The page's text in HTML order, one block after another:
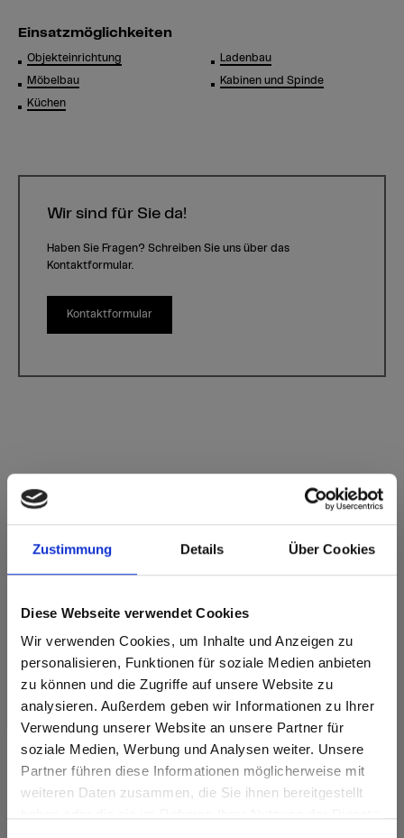
Zustimmung Details Über Cookies
Diese Webseite verwendet Cookies
Wir verwenden Cookies, um Inhalte und Anzeigen zu
personalisieren, Funktionen für soziale Medien anbieten
zu können und die Zugriffe auf unsere Website zu
analysieren. Außerdem geben wir Informationen zu Ihrer
Verwendung unserer Website an unsere Partner für
soziale Medien, Werbung und Analysen weiter. Unsere
Partner führen diese Informationen möglicherweise mit
weiteren Daten zusammen, die Sie ihnen bereitgestellt
sr.modal is not closeable
Are you based in the Vereinigte
Staaten?
Einsatzmöglichkeiten
Objekteinrichtung
Möbelbau
Küchen
Ladenbau
Kabinen und Spinde
Wir sind für Sie da!
Haben Sie Fragen? Schreiben Sie uns über das
Kontaktformular.
Kontaktformular
Star Favorit P3 E05 0864 Senf FH
Feinhammerschlag
Nächstgelegener RAL-Code: 1005
Ein Farbabgleich mit dem Originalmuster ist immer notwendig!
Produktmerkmale
Leicht zu reinigen Schlagzäh
Kratzfest Lösungsmittelbeständig